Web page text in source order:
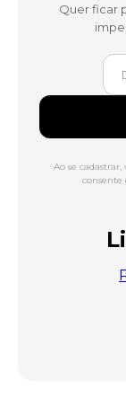
Quer ficar
Ao se
consente